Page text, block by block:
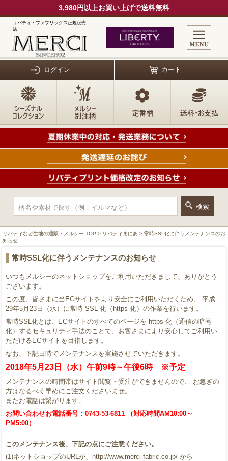
3,980円以上お買い上げで送料無料
リバティ・ファブリックス正規販売
店
ログイン カート
リバティなど生地の通販・メルシー TOP > リバティまにあ > 常時SSL化に伴うメンテナンスのお
知らせ
常時SSL化に伴うメンテナンスのお知らせ
いつもメルシーのネットショップをご利用いただきまして、ありがとう
ございます。
この度、皆さまに当ECサイトをより安全にご利用いただくため、 平成
29年5月23日（水）に常時 SSL 化（https 化）の作業を行います。
常時SSL化とは、ECサイトのすべてのページを https 化（通信の暗号
化）するセキュリティ手法のことで、お客さまにより安心してご利用い
ただけるECサイトを目指します。
なお、下記日時でメンテナンスを実施させていただきます。
2018年5月23日（水）午前9時～午後6時 ※予定
メンテナンスの時間帯はサイト閲覧・受注ができませんので、 お急ぎの
方はなるべく早めにご注文くださいませ。
またお電話は繋がります。
お問い合わせお電話番号：0743-53-6811 （対応時間AM10:00～
PM5:00）
このメンテナンス後、下記の点にご注意ください。
(1)ネットショップのURLが、http://www.merci-fabric.co.jp/ から